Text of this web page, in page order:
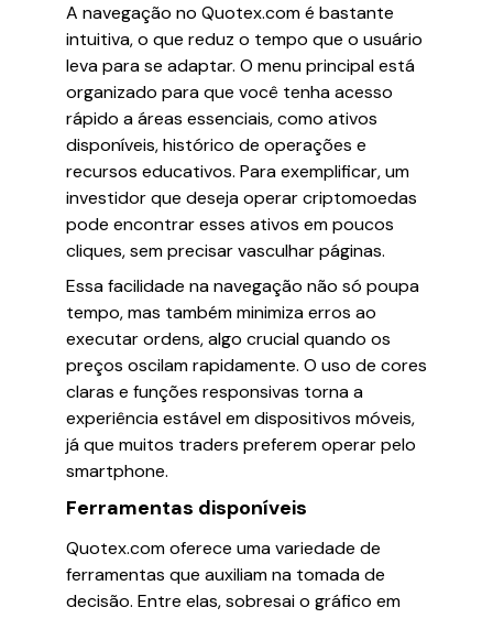
A navegação no Quotex.com é bastante
intuitiva, o que reduz o tempo que o usuário
leva para se adaptar. O menu principal está
organizado para que você tenha acesso
rápido a áreas essenciais, como ativos
disponíveis, histórico de operações e
recursos educativos. Para exemplificar, um
investidor que deseja operar criptomoedas
pode encontrar esses ativos em poucos
cliques, sem precisar vasculhar páginas.
Essa facilidade na navegação não só poupa
tempo, mas também minimiza erros ao
executar ordens, algo crucial quando os
preços oscilam rapidamente. O uso de cores
claras e funções responsivas torna a
experiência estável em dispositivos móveis,
já que muitos traders preferem operar pelo
smartphone.
Ferramentas disponíveis
Quotex.com oferece uma variedade de
ferramentas que auxiliam na tomada de
decisão. Entre elas, sobresai o gráfico em